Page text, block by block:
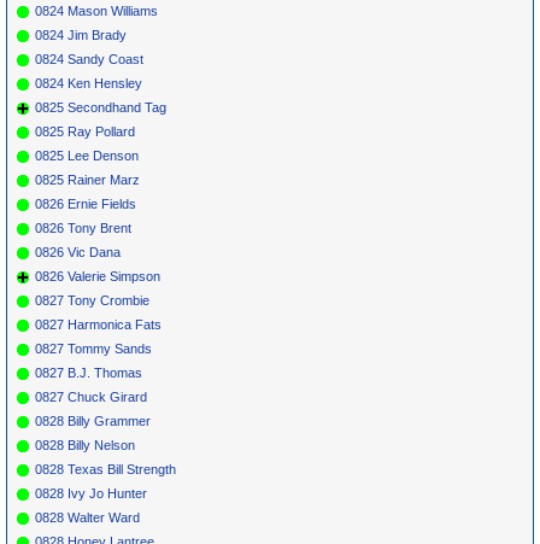
0824 Mason Williams
0824 Jim Brady
0824 Sandy Coast
0824 Ken Hensley
0825 Secondhand Tag
0825 Ray Pollard
0825 Lee Denson
0825 Rainer Marz
0826 Ernie Fields
0826 Tony Brent
0826 Vic Dana
0826 Valerie Simpson
0827 Tony Crombie
0827 Harmonica Fats
0827 Tommy Sands
0827 B.J. Thomas
0827 Chuck Girard
0828 Billy Grammer
0828 Billy Nelson
0828 Texas Bill Strength
0828 Ivy Jo Hunter
0828 Walter Ward